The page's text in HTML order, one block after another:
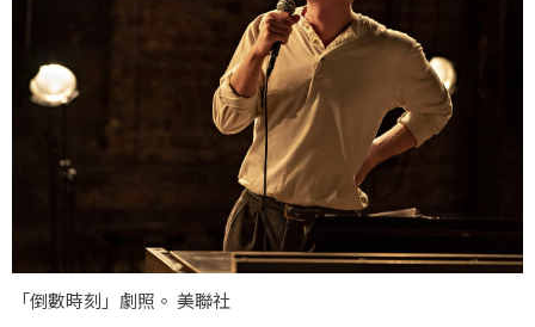
「倒數時刻」劇照。 美聯社